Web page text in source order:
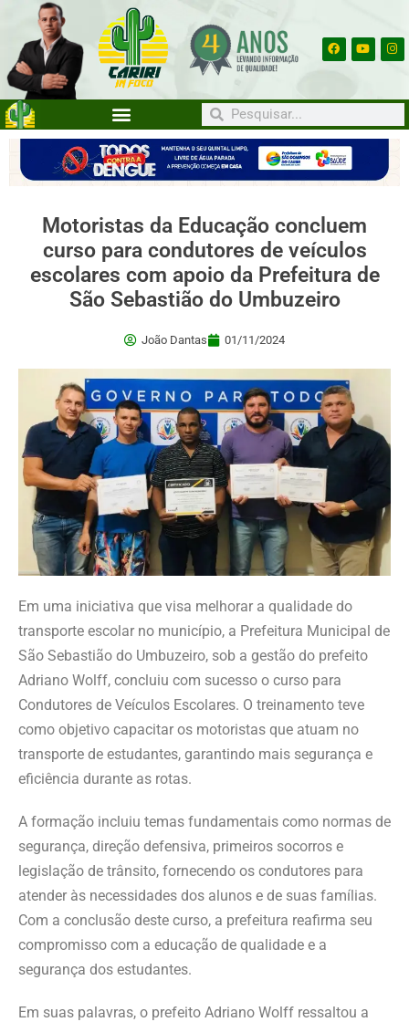
Motoristas da Educação concluem
curso para condutores de veículos
escolares com apoio da Prefeitura de
São Sebastião do Umbuzeiro
João Dantas 01/11/2024
Em uma iniciativa que visa melhorar a qualidade do
transporte escolar no município, a Prefeitura Municipal de
São Sebastião do Umbuzeiro, sob a gestão do prefeito
Adriano Wolff, concluiu com sucesso o curso para
Condutores de Veículos Escolares. O treinamento teve
como objetivo capacitar os motoristas que atuam no
transporte de estudantes, garantindo mais segurança e
eficiência durante as rotas.
A formação incluiu temas fundamentais como normas de
segurança, direção defensiva, primeiros socorros e
legislação de trânsito, fornecendo os condutores para
atender às necessidades dos alunos e de suas famílias.
Com a conclusão deste curso, a prefeitura reafirma seu
compromisso com a educação de qualidade e a
segurança dos estudantes.
Em suas palavras, o prefeito Adriano Wolff ressaltou a